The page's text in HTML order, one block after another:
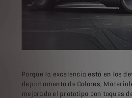
Porque la excelencia está en los
departamento de Colores,
mejorado el prototipo con toques